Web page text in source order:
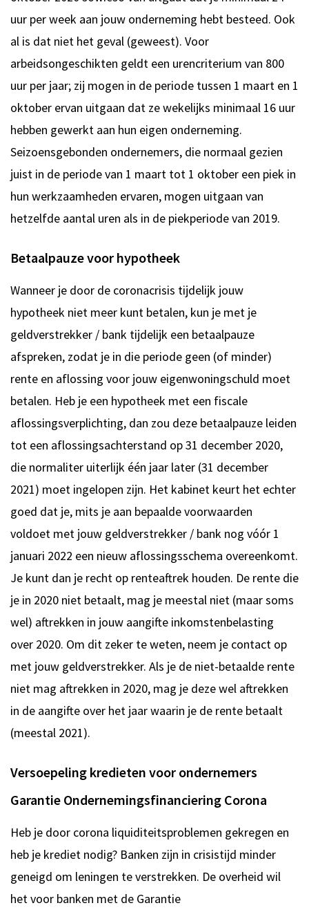
uur per week aan jouw onderneming hebt besteed. Ook
al is dat niet het geval (geweest). Voor
arbeidsongeschikten geldt een urencriterium van 800
uur per jaar; zij mogen in de periode tussen 1 maart en 1
oktober ervan uitgaan dat ze wekelijks minimaal 16 uur
hebben gewerkt aan hun eigen onderneming.
Seizoensgebonden ondernemers, die normaal gezien
juist in de periode van 1 maart tot 1 oktober een piek in
hun werkzaamheden ervaren, mogen uitgaan van
hetzelfde aantal uren als in de piekperiode van 2019.
Betaalpauze voor hypotheek
Wanneer je door de coronacrisis tijdelijk jouw
hypotheek niet meer kunt betalen, kun je met je
geldverstrekker / bank tijdelijk een betaalpauze
afspreken, zodat je in die periode geen (of minder)
rente en aflossing voor jouw eigenwoningschuld moet
betalen. Heb je een hypotheek met een fiscale
aflossingsverplichting, dan zou deze betaalpauze leiden
tot een aflossingsachterstand op 31 december 2020,
die normaliter uiterlijk één jaar later (31 december
2021) moet ingelopen zijn. Het kabinet keurt het echter
goed dat je, mits je aan bepaalde voorwaarden
voldoet met jouw geldverstrekker / bank nog vóór 1
januari 2022 een nieuw aflossingsschema overeenkomt.
Je kunt dan je recht op renteaftrek houden. De rente die
je in 2020 niet betaalt, mag je meestal niet (maar soms
wel) aftrekken in jouw aangifte inkomstenbelasting
over 2020. Om dit zeker te weten, neem je contact op
met jouw geldverstrekker. Als je de niet-betaalde rente
niet mag aftrekken in 2020, mag je deze wel aftrekken
in de aangifte over het jaar waarin je de rente betaalt
(meestal 2021).
Versoepeling kredieten voor ondernemers
Garantie Ondernemingsfinanciering Corona
Heb je door corona liquiditeitsproblemen gekregen en
heb je krediet nodig? Banken zijn in crisistijd minder
geneigd om leningen te verstrekken. De overheid wil
het voor banken met de Garantie